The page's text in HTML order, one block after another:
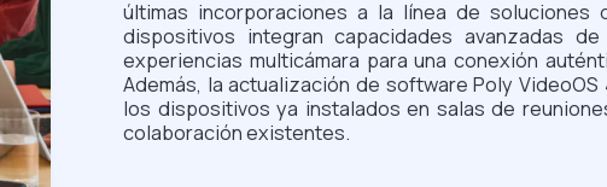
últimas incorporaciones a la línea de soluciones
dispositivos integran capacidades avanzadas
experiencias multicámara para una conexión
Además, la actualización de software Poly
los dispositivos ya instalados en salas de
colaboración existentes.